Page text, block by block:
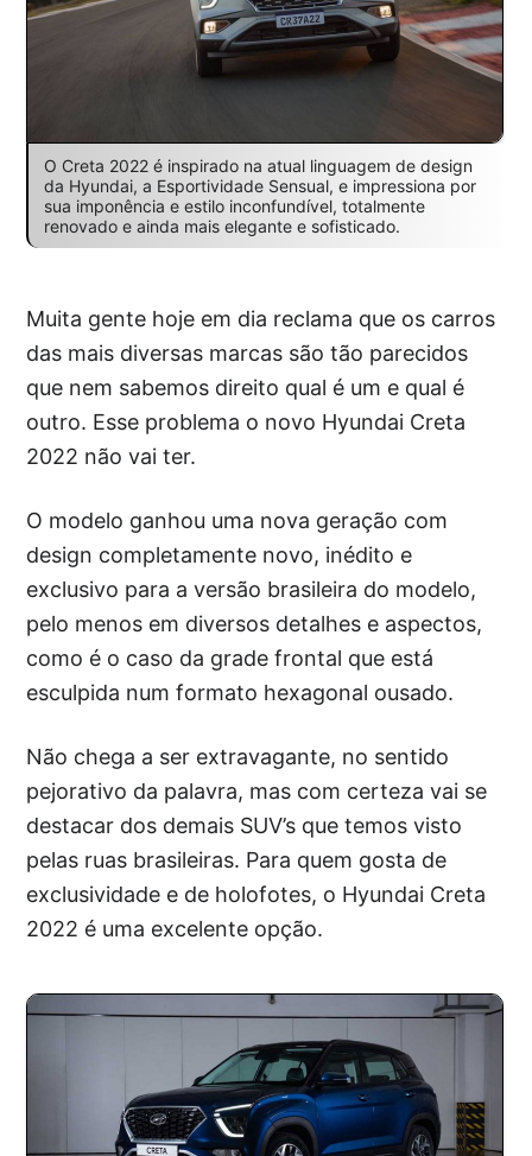
O Creta 2022 é inspirado na atual linguagem de design
da Hyundai, a Esportividade Sensual, e impressiona por
sua imponência e estilo inconfundível, totalmente
renovado e ainda mais elegante e sofisticado.
Muita gente hoje em dia reclama que os carros
das mais diversas marcas são tão parecidos
que nem sabemos direito qual é um e qual é
outro. Esse problema o novo Hyundai Creta
2022 não vai ter.
O modelo ganhou uma nova geração com
design completamente novo, inédito e
exclusivo para a versão brasileira do modelo,
pelo menos em diversos detalhes e aspectos,
como é o caso da grade frontal que está
esculpida num formato hexagonal ousado.
Não chega a ser extravagante, no sentido
pejorativo da palavra, mas com certeza vai se
destacar dos demais SUV’s que temos visto
pelas ruas brasileiras. Para quem gosta de
exclusividade e de holofotes, o Hyundai Creta
2022 é uma excelente opção.